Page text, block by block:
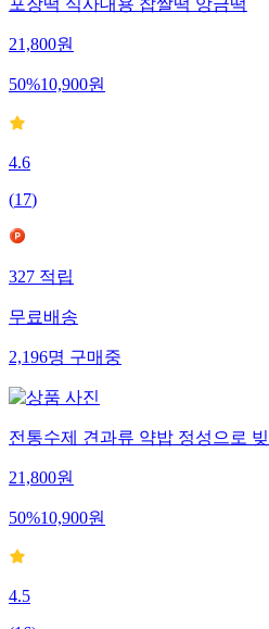
포장떡 식사대용 찹쌀떡 앙금떡
21,800원
50%10,900원
4.6
(17)
327적립
무료배송
2,196명구매중
전통수제 견과류 약밥 정성으로
21,800원
50%10,900원
4.5